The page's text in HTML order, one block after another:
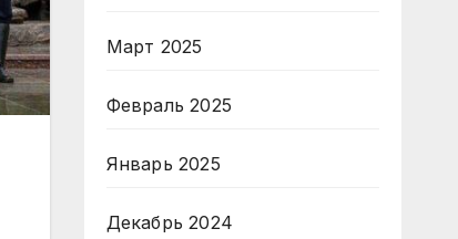
Март 2025
Февраль 2025
Январь 2025
Декабрь 2024